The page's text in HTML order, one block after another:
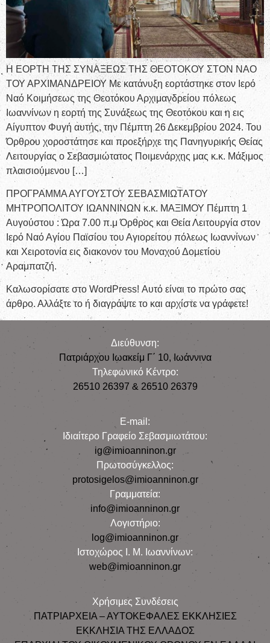
Η ΕΟΡΤΗ ΤΗΣ ΣΥΝΑΞΕΩΣ ΤΗΣ ΘΕΟΤΟΚΟΥ ΣΤΟΝ ΝΑΟ
ΤΟΥ ΑΡΧΙΜΑΝΔΡΕΙΟΥ Με κατάνυξη εορτάστηκε στον Ιερό
Ναό Κοιμήσεως της Θεοτόκου Αρχιμανδρείου πόλεως
Ιωαννίνων η εορτή της Συνάξεως της Θεοτόκου και η εις
Αίγυπτον Φυγή αυτής, την Πέμπτη 26 Δεκεμβρίου 2024. Του
Όρθρου χοροστάτησε και προεξήρχε της Πανηγυρικής Θείας
Λειτουργίας ο Σεβασμιώτατος Ποιμενάρχης μας κ.κ. Μάξιμος
πλαισιούμενου […]
ΠΡΟΓΡΑΜΜΑ ΑΥΓΟΥΣΤΟΥ ΣΕΒΑΣΜΙΩΤΑΤΟΥ
ΜΗΤΡΟΠΟΛΙΤΟΥ ΙΩΑΝΝΙΝΩΝ κ.κ. ΜΑΞΙΜΟΥ Πέμπτη 1
Αυγούστου : Ώρα 7.00 π.μ Όρθρος και Θεία Λειτουργία στον
Ιερό Ναό Αγίου Παϊσίου του Αγιορείτου πόλεως Ιωαννίνων
και Χειροτονία εις διακονον του Μοναχού Δομετίου
Αραμπατζή.
Καλωσορίσατε στο WordPress! Αυτό είναι το πρώτο σας
άρθρο. Αλλάξτε το ή διαγράψτε το και αρχίστε να γράφετε!
Διεύθυνση:
Πατριάρχου Ιωακείμ Γ΄ 10, Iωάννινα
Τηλεφωνικό Κέντρο:
26510 26397 & 26510 26379
E-mail:
Iδιαίτερο Γραφείο Σεβασμιωτάτου:
ig@imioanninon.gr
Πρωτοσύγκελλος:
protosigelos@imioanninon.gr
Γραμματεία:
info@imioanninon.gr
Λογιστήριο:
log@imioanninon.gr
Ιστοχώρος Ι. Μ. Ιωαννίνων:
web@imioanninon.gr
Χρήσιμες Συνδέσεις
ΠΑΤΡΙΑΡΧΕΙΑ – ΑΥΤΟΚΕΦΑΛΕΣ ΕΚΚΛΗΣΙΕΣ
ΕΚΚΛΗΣΙΑ ΤΗΣ ΕΛΛΑΔΟΣ